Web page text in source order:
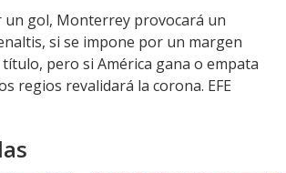
un gol, Monterrey provocará un
si se impone por un margen
pero si América gana o empata
regios revalidará la corona. EFE